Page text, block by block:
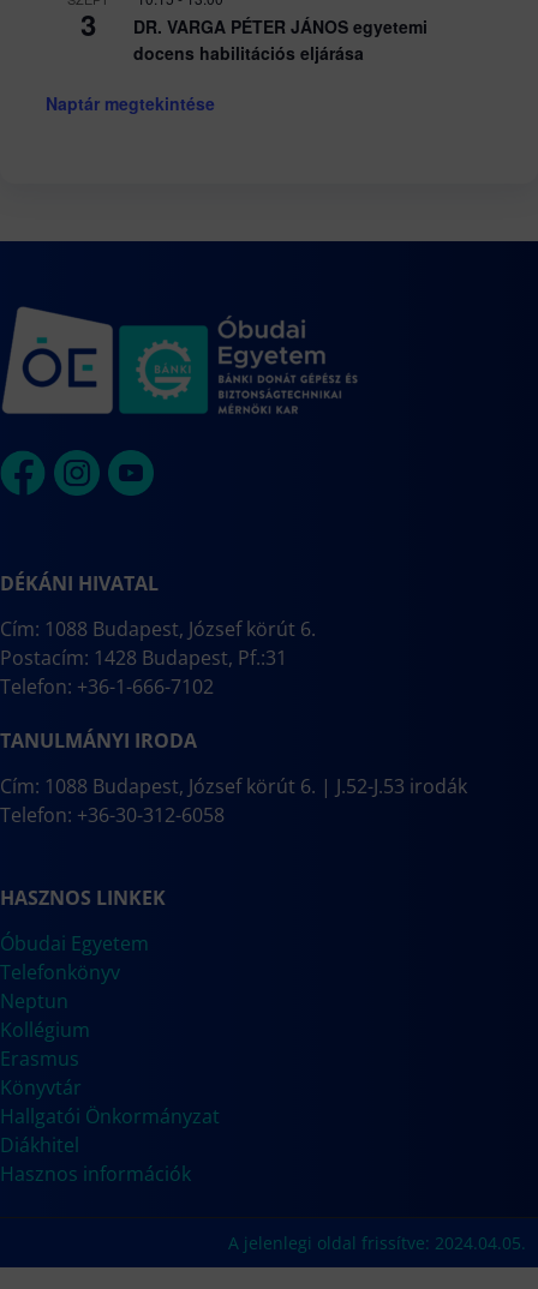
3
DR. VARGA PÉTER JÁNOS egyetemi
docens habilitációs eljárása
Naptár megtekintése
DÉKÁNI HIVATAL
Cím: 1088 Budapest, József körút 6.
Postacím: 1428 Budapest, Pf.:31
Telefon: +36-1-666-7102
TANULMÁNYI IRODA
Cím: 1088 Budapest, József körút 6. | J.52-J.53 irodák
Telefon: +36-30-312-6058
HASZNOS LINKEK
Óbudai Egyetem
Telefonkönyv
Neptun
Kollégium
Erasmus
Könyvtár
Hallgatói Önkormányzat
Diákhitel
Hasznos információk
A jelenlegi oldal frissítve: 2024.04.05.